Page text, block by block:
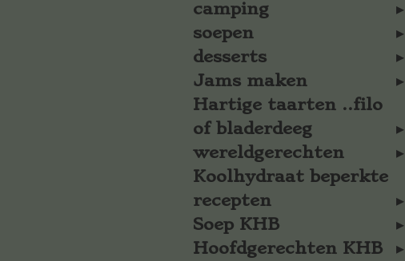
camping
soepen
desserts
Jams maken
Hartige taarten ..filo
of bladerdeeg
wereldgerechten
Koolhydraat beperkte
recepten
Soep KHB
Hoofdgerechten KHB